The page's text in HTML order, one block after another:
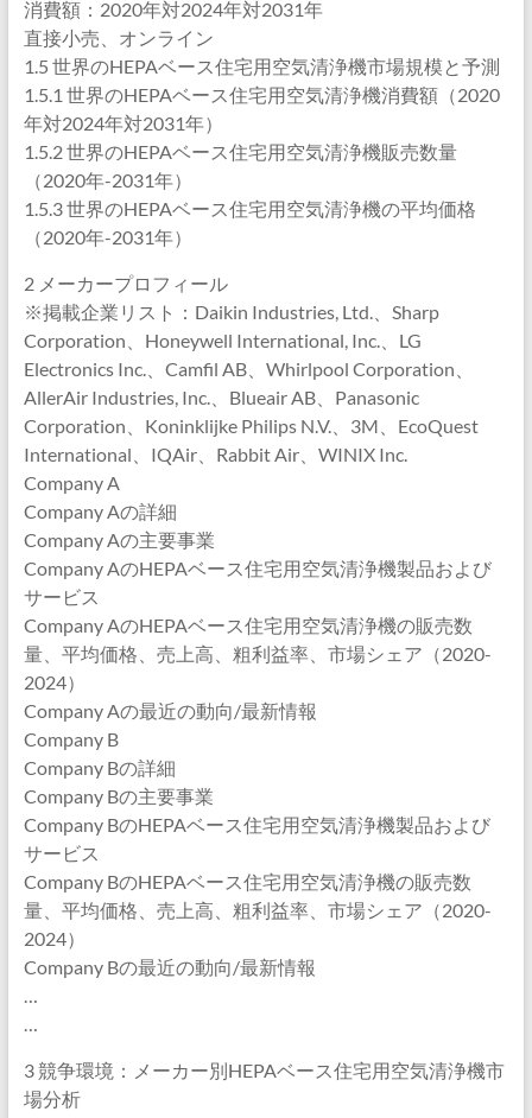
消費額：2020年対2024年対2031年
直接小売、オンライン
1.5 世界のHEPAベース住宅用空気清浄機市場規模と予測
1.5.1 世界のHEPAベース住宅用空気清浄機消費額（2020
年対2024年対2031年）
1.5.2 世界のHEPAベース住宅用空気清浄機販売数量
（2020年-2031年）
1.5.3 世界のHEPAベース住宅用空気清浄機の平均価格
（2020年-2031年）
2 メーカープロフィール
※掲載企業リスト：Daikin Industries, Ltd.、Sharp
Corporation、Honeywell International, Inc.、LG
Electronics Inc.、Camfil AB、Whirlpool Corporation、
AllerAir Industries, Inc.、Blueair AB、Panasonic
Corporation、Koninklijke Philips N.V.、3M、EcoQuest
International、IQAir、Rabbit Air、WINIX Inc.
Company A
Company Aの詳細
Company Aの主要事業
Company AのHEPAベース住宅用空気清浄機製品および
サービス
Company AのHEPAベース住宅用空気清浄機の販売数
量、平均価格、売上高、粗利益率、市場シェア（2020-
2024）
Company Aの最近の動向/最新情報
Company B
Company Bの詳細
Company Bの主要事業
Company BのHEPAベース住宅用空気清浄機製品および
サービス
Company BのHEPAベース住宅用空気清浄機の販売数
量、平均価格、売上高、粗利益率、市場シェア（2020-
2024）
Company Bの最近の動向/最新情報
…
…
3 競争環境：メーカー別HEPAベース住宅用空気清浄機市
場分析